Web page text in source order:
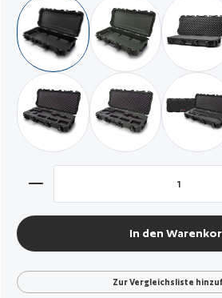
schwarz / leer militär grün / leer
schwarz / AR 15 Koffermilitär grün / AR 15
Produkt Anzahl: Gib den
In den
Zur Vergleichsliste